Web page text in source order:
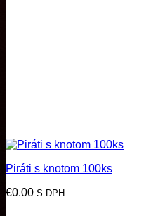
Piráti s knotom 100ks
€0.00 S DPH